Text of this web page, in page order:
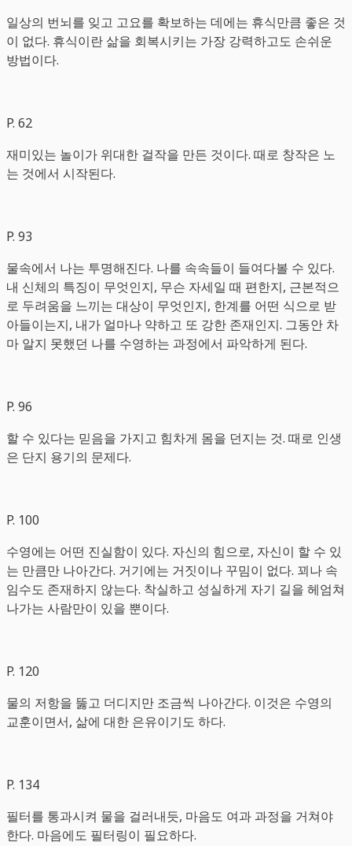
일상의 번뇌를 잊고 고요를 확보하는 데에는 휴식만큼 좋은 것
이 없다. 휴식이란 삶을 회복시키는 가장 강력하고도 손쉬운
방법이다.
P. 62
재미있는 놀이가 위대한 걸작을 만든 것이다. 때로 창작은 노
는 것에서 시작된다.
P. 93
물속에서 나는 투명해진다. 나를 속속들이 들여다볼 수 있다.
내 신체의 특징이 무엇인지, 무슨 자세일 때 편한지, 근본적으
로 두려움을 느끼는 대상이 무엇인지, 한계를 어떤 식으로 받
아들이는지, 내가 얼마나 약하고 또 강한 존재인지. 그동안 차
마 알지 못했던 나를 수영하는 과정에서 파악하게 된다.
P. 96
할 수 있다는 믿음을 가지고 힘차게 몸을 던지는 것. 때로 인생
은 단지 용기의 문제다.
P. 100
수영에는 어떤 진실함이 있다. 자신의 힘으로, 자신이 할 수 있
는 만큼만 나아간다. 거기에는 거짓이나 꾸밈이 없다. 꾀나 속
임수도 존재하지 않는다. 착실하고 성실하게 자기 길을 헤엄쳐
나가는 사람만이 있을 뿐이다.
P. 120
물의 저항을 뚫고 더디지만 조금씩 나아간다. 이것은 수영의
교훈이면서, 삶에 대한 은유이기도 하다.
P. 134
필터를 통과시켜 물을 걸러내듯, 마음도 여과 과정을 거쳐야
한다. 마음에도 필터링이 필요하다.